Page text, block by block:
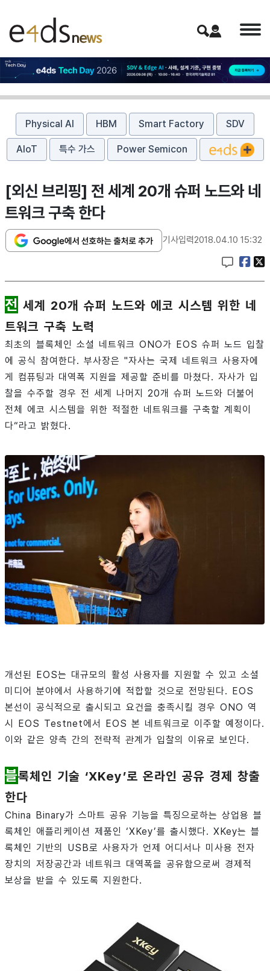
Physical AI HBM Smart Factory SDV
AIoT 특수 가스 Power Semicon
[외신 브리핑] 전 세계 20개 슈퍼 노드와 네
트워크 구축 한다
기사입력2018.04.10 15:32
전 세계 20개 슈퍼 노드와 에코 시스템 위한 네
트워크 구축 노력
최초의 블록체인 소셜 네트워크 ONO가 EOS 슈퍼 노드 입찰
에 공식 참여한다. 부사장은 "자사는 국제 네트워크 사용자에
게 컴퓨팅과 대역폭 지원을 제공할 준비를 마쳤다. 자사가 입
찰을 수주할 경우 전 세계 나머지 20개 슈퍼 노드와 더불어
전체 에코 시스템을 위한 적절한 네트워크를 구축할 계획이
다“라고 밝혔다.
개선된 EOS는 대규모의 활성 사용자를 지원할 수 있고 소셜
미디어 분야에서 사용하기에 적합할 것으로 전망된다. EOS
본선이 공식적으로 출시되고 요건을 충족시킬 경우 ONO 역
시 EOS Testnet에서 EOS 본 네트워크로 이주할 예정이다.
이와 같은 양측 간의 전략적 관계가 입찰의 이유로 보인다.
블록체인 기술 ‘XKey’로 온라인 공유 경제 창출
한다
China Binary가 스마트 공유 기능을 특징으로하는 상업용 블
록체인 애플리케이션 제품인 ‘XKey’를 출시했다. XKey는 블
록체인 기반의 USB로 사용자가 언제 어디서나 미사용 전자
장치의 저장공간과 네트워크 대역폭을 공유함으로써 경제적
보상을 받을 수 있도록 지원한다.